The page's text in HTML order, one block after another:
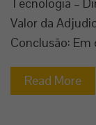
Valor da
Conclusão: Em
Read More